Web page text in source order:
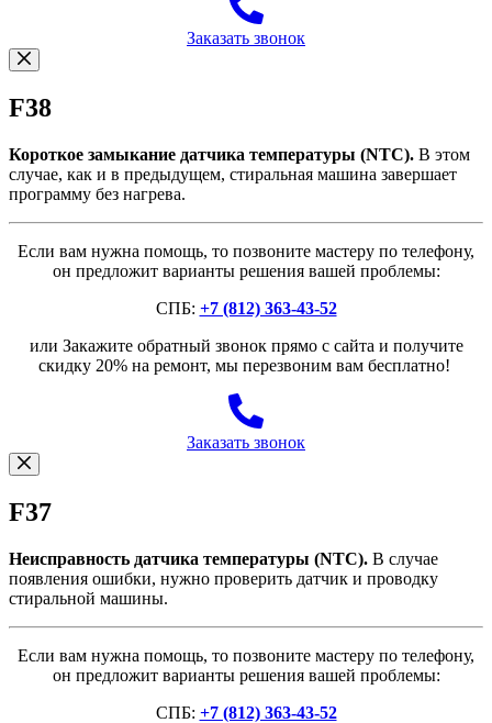
Заказать звонок
F38
Короткое замыкание датчика температуры (NTC). В этом
случае, как и в предыдущем, стиральная машина завершает
программу без нагрева.
Если вам нужна помощь, то позвоните мастеру по телефону,
он предложит варианты решения вашей проблемы:
СПБ: +7 (812) 363-43-52
или Закажите обратный звонок прямо с сайта и получите
скидку 20% на ремонт, мы перезвоним вам бесплатно!
Заказать звонок
F37
Неисправность датчика температуры (NTC). В случае
появления ошибки, нужно проверить датчик и проводку
стиральной машины.
Если вам нужна помощь, то позвоните мастеру по телефону,
он предложит варианты решения вашей проблемы:
СПБ: +7 (812) 363-43-52